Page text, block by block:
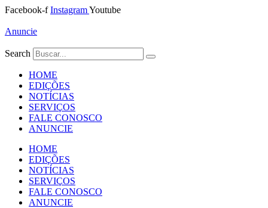
Ir
o
Facebook-f InstagramYoutube
Anuncie
Search
HOME
EDIÇÕES
NOTÍCIAS
SERVIÇOS
FALE CONOSCO
ANUNCIE
HOME
EDIÇÕES
NOTÍCIAS
SERVIÇOS
FALE CONOSCO
ANUNCIE